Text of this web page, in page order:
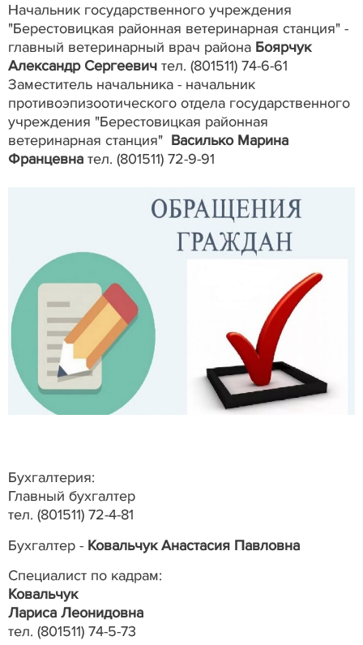
Начальник государственного учреждения
"Берестовицкая районная ветеринарная станция" -
главный ветеринарный врач района Боярчук
Александр Сергеевич тел. (801511) 74-6-61
Заместитель начальника - начальник
противоэпизоотического отдела государственного
учреждения "Берестовицкая районная
ветеринарная станция" Василько Марина
Францевна тел. (801511) 72-9-91
Бухгалтерия:
Главный бухгалтер
тел. (801511) 72-4-81
Бухгалтер - Ковальчук Анастасия Павловна
Специалист по кадрам:
Ковальчук
Лариса Леонидовна
тел. (801511) 74-5-73